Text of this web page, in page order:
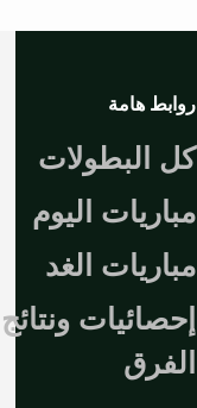
روابط هامة
كل البطولات
مباريات اليوم
مباريات الغد
إحصائيات ونتائج
الفرق